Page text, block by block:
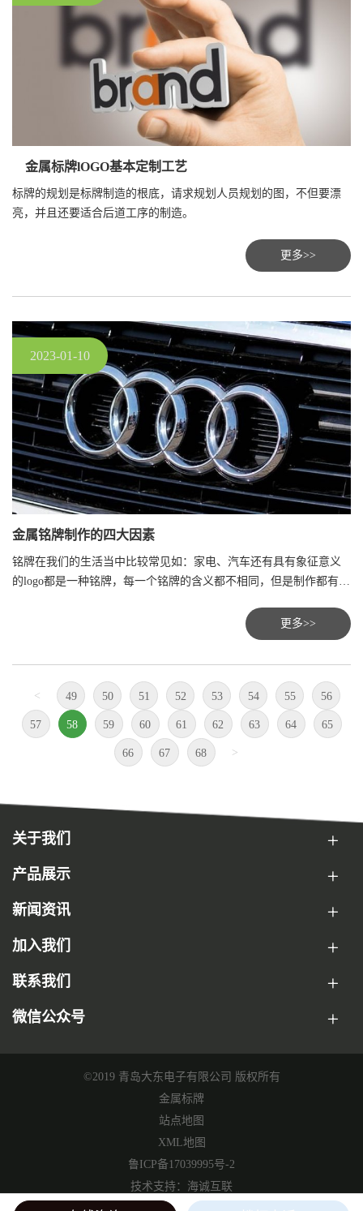
金属标牌lOGO基本定制工艺
标牌的规划是标牌制造的根底，请求规划人员规划的图，不但要漂
亮，并且还要适合后道工序的制造。
更多>>
2023-01-10
金属铭牌制作的四大因素
铭牌在我们的生活当中比较常见如：家电、汽车还有具有象征意义
的logo都是一种铭牌，每一个铭牌的含义都不相同，但是制作都有着
构，构成这一平面的内容，称为结构要素，铭牌制作中的结构要素
更多>>
< 49 50 51 52 53 54 55 56
57 58 59 60 61 62 63 64 65
66 67 68 >
关于我们
产品展示
新闻资讯
加入我们
联系我们
微信公众号
©2019 青岛大东电子有限公司 版权所有
金属标牌
站点地图
XML地图
鲁ICP备17039995号-2
技术支持：海诚互联